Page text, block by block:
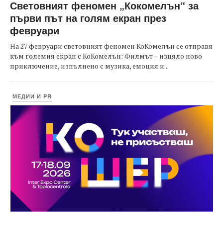
Световният феномен „Кокомелън“ за
първи път на голям екран през
февруари
На 27 февруари световният феномен КоКомелън се отправя
към големия екран с КоКомелън: Филмът – изцяло ново
приключение, изпълнено с музика, емоция и...
МЕДИИ И PR